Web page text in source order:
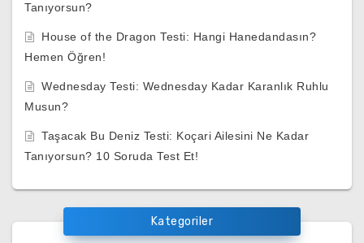
Tanıyorsun?
House of the Dragon Testi: Hangi Hanedandasın?
Hemen Öğren!
Wednesday Testi: Wednesday Kadar Karanlık Ruhlu
Musun?
Taşacak Bu Deniz Testi: Koçari Ailesini Ne Kadar
Tanıyorsun? 10 Soruda Test Et!
Kategoriler